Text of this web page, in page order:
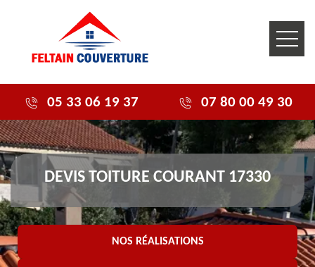
05 33 06 19 37 07 80 00 49 30
DEVIS TOITURE COURANT 17330
NOS RÉALISATIONS